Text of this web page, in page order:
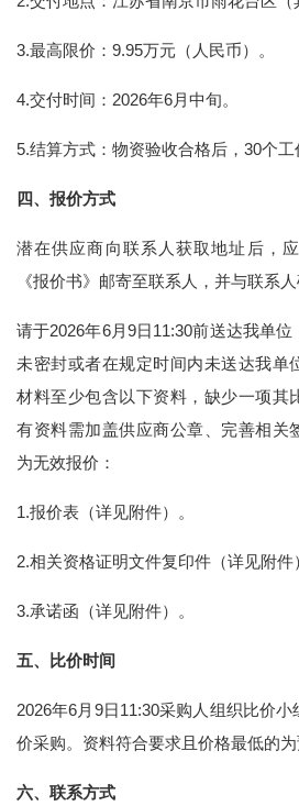
3.最高限价：9.95万元（人民币）。
4.交付时间：2026年6月中旬。
5.结算方式：物资验收合格后，30个工
四、报价方式
潜在供应商向联系人获取地址后，
《报价书》邮寄至联系人，并与联系
请于2026年6月9日11:30前送达我单位
未密封或者在规定时间内未送达我单
材料至少包含以下资料，缺少一项其
有资料需加盖供应商公章、完善相关
为无效报价：
1.报价表（详见附件）。
2.相关资格证明文件复印件（详见附件
3.承诺函（详见附件）。
五、比价时间
2026年6月9日11:30采购人组织比价
价采购。资料符合要求且价格最低的为
六、联系方式